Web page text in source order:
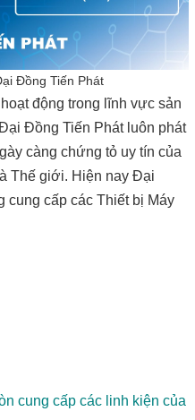
Đồng Tiến Phát
động trong lĩnh vực sản
Đồng Tiến Phát luôn phát
càng chứng tỏ uy tín của
Thế giới. Hiện nay Đại
cung cấp các Thiết bị Máy
cung cấp các linh kiện của